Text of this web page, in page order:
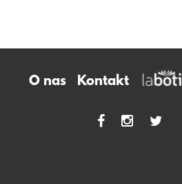
O nas Kontakt